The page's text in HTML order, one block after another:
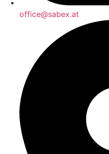
office@sabex.at